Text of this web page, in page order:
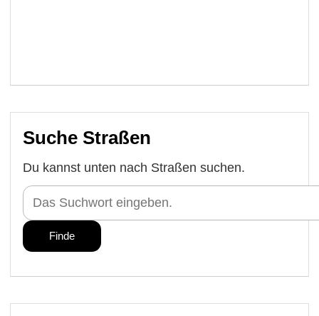
Suche Straßen
Du kannst unten nach Straßen suchen.